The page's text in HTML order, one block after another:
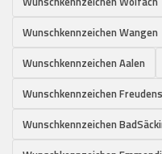
Wunschkennzeichen Wangen
Wunschkennzeichen Aalen
Wunschkennzeichen
Wunschkennzeichen